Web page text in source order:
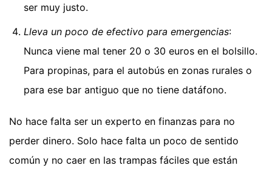
ser muy justo.
Lleva un poco de efectivo para emergencias:
Nunca viene mal tener 20 o 30 euros en el bolsillo.
Para propinas, para el autobús en zonas rurales o
para ese bar antiguo que no tiene datáfono.
No hace falta ser un experto en finanzas para no
perder dinero. Solo hace falta un poco de sentido
común y no caer en las trampas fáciles que están